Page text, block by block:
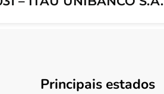
Principais estados